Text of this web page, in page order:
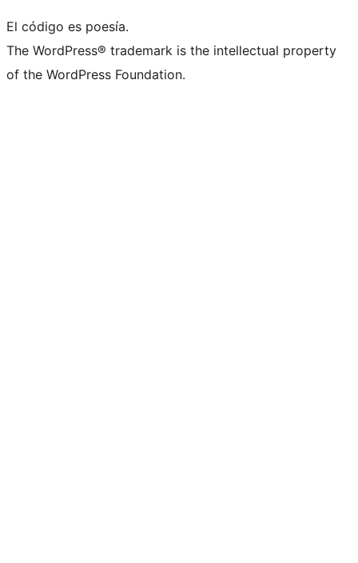
El código es poesía.
The WordPress® trademark is the intellectual property
of the WordPress Foundation.